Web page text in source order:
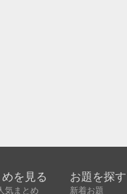
めを見る
気まとめ
お題を探す
新着お題